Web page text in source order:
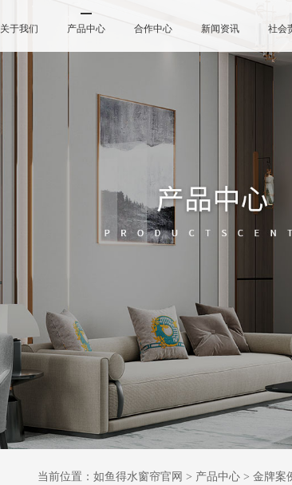
关于我们 产品中心 合作中心 新闻资讯 社会
当前位置： 如鱼得水窗帘官网 > 产品中心 > 金牌案